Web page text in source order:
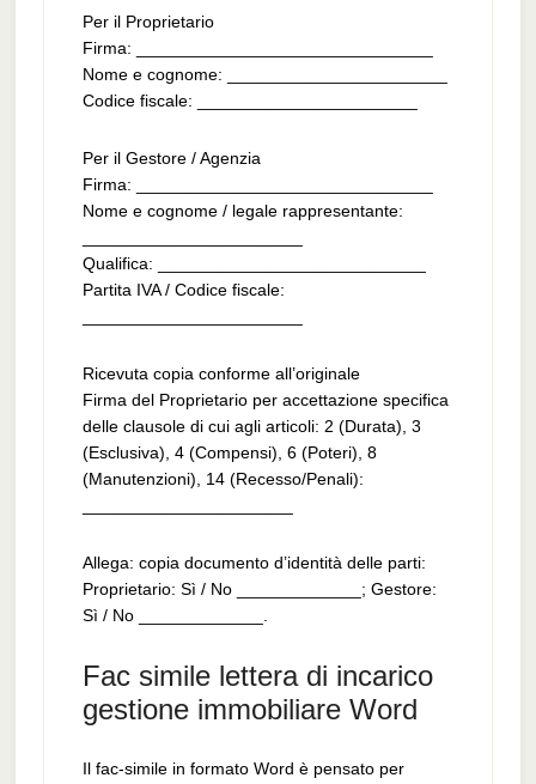
Per il Proprietario
Firma: _______________________________
Nome e cognome: _______________________
Codice fiscale: _______________________
Per il Gestore / Agenzia
Firma: _______________________________
Nome e cognome / legale rappresentante:
Qualifica: ____________________________
Partita IVA / Codice fiscale:
Ricevuta copia conforme all’originale
Firma del Proprietario per accettazione specifica
delle clausole di cui agli articoli: 2 (Durata), 3
(Esclusiva), 4 (Compensi), 6 (Poteri), 8
(Manutenzioni), 14 (Recesso/Penali):
Allega: copia documento d’identità delle parti:
Proprietario: Sì / No _____________; Gestore:
Sì / No _____________.
Fac simile lettera di incarico
gestione immobiliare Word
Il fac‑simile in formato Word è pensato per